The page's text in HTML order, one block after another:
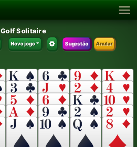
Golf Solitaire
Novo jogo Sugestão Anular